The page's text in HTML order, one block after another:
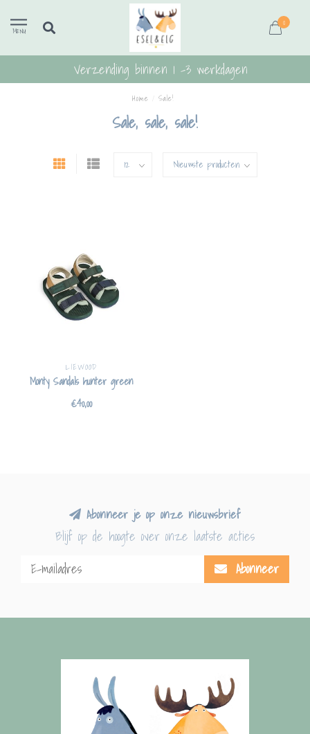
MENU
0
Verzending binnen 1 -3 werkdagen
Home Sale!
Sale, sale, sale!
LIEWOOD
Monty Sandals hunter green
€40,00
Abonneer je op onze nieuwsbrief
Blijf op de hoogte over onze laatste acties
Abonneer